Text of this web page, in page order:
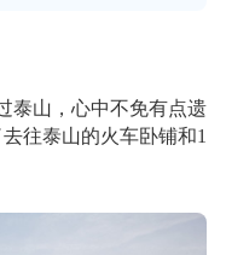
泰山，心中不免有点遗
往泰山的火车卧铺和1